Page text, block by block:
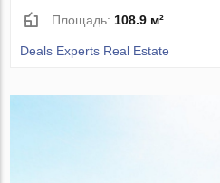
Площадь:108.9 м²
Deals Experts Real Estate